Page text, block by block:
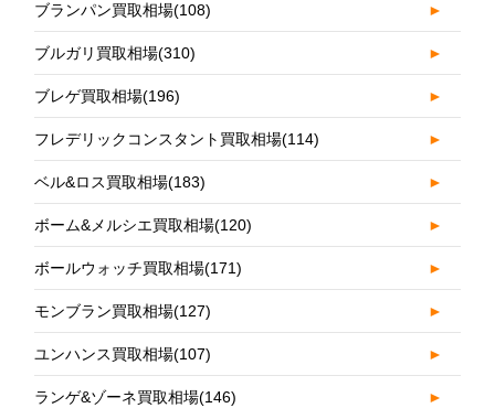
ブランパン買取相場(108) ►
ブルガリ買取相場(310) ►
ブレゲ買取相場(196) ►
フレデリックコンスタント買取相場(114) ►
ベル&ロス買取相場(183) ►
ボーム&メルシエ買取相場(120) ►
ボールウォッチ買取相場(171) ►
モンブラン買取相場(127) ►
ユンハンス買取相場(107) ►
ランゲ&ゾーネ買取相場(146) ►